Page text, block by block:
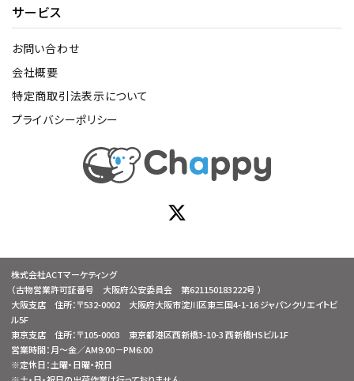
サービス
お問い合わせ
会社概要
特定商取引法表示について
プライバシーポリシー
株式会社ACTマーケティング
（古物営業許可証番号 大阪府公安委員会 第621150183222号 ）
大阪支店 住所：〒532-0002 大阪府大阪市淀川区東三国4-1-16 ジャパンクリエイトビ
ル5F
東京支店 住所：〒105-0003 東京都港区西新橋3-10-3 西新橋HSビル1F
営業時間：月～金／AM9:00－PM6:00
※定休日：土曜・日曜・祝日